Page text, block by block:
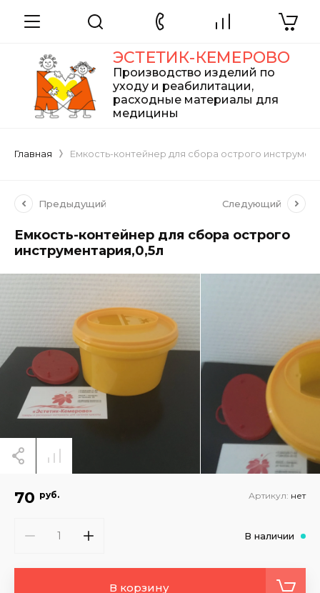
ЭСТЕТИК-КЕМЕРОВО
Производство изделий по
уходу и реабилитации,
расходные материалы для
медицины
Главная Емкость-контейнер для сбора острого
Предыдущий Следующий
Емкость-контейнер для сбора острого
инструментария,0,5л
70 руб. Артикул: нет
В наличии
В корзину